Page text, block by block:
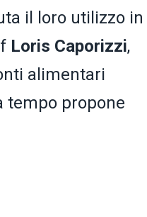
il loro utilizzo in
Loris Caporizzi,
alimentari
tempo propone